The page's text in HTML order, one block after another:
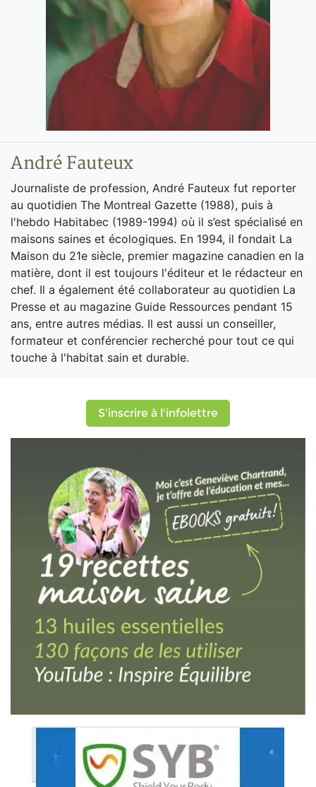
André Fauteux
Journaliste de profession, André Fauteux fut reporter
au quotidien The Montreal Gazette (1988), puis à
l'hebdo Habitabec (1989-1994) où il s’est spécialisé en
maisons saines et écologiques. En 1994, il fondait La
Maison du 21e siècle, premier magazine canadien en la
matière, dont il est toujours l'éditeur et le rédacteur en
chef. Il a également été collaborateur au quotidien La
Presse et au magazine Guide Ressources pendant 15
ans, entre autres médias. Il est aussi un conseiller,
formateur et conférencier recherché pour tout ce qui
touche à l'habitat sain et durable.
S'inscrire à l'infolettre